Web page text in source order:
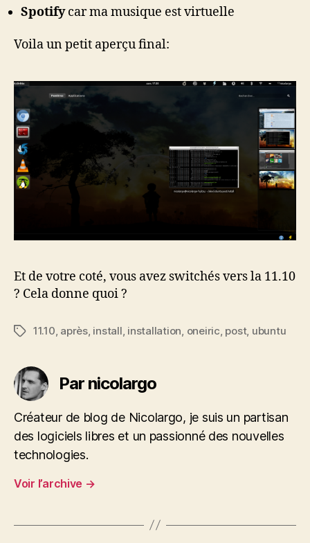
Spotifycar ma musique est virtuelle
Voila un petit aperçu final:
Et de votre coté, vous avez switchés vers la 11.10
? Cela donne quoi ?
Étiquettes
11.10 après, install installation oneiric post, ubuntu
Par nicolargo
Créateur de blog de Nicolargo, je suis un partisan
des logiciels libres et un passionné des nouvelles
technologies.
Voir l’archive →